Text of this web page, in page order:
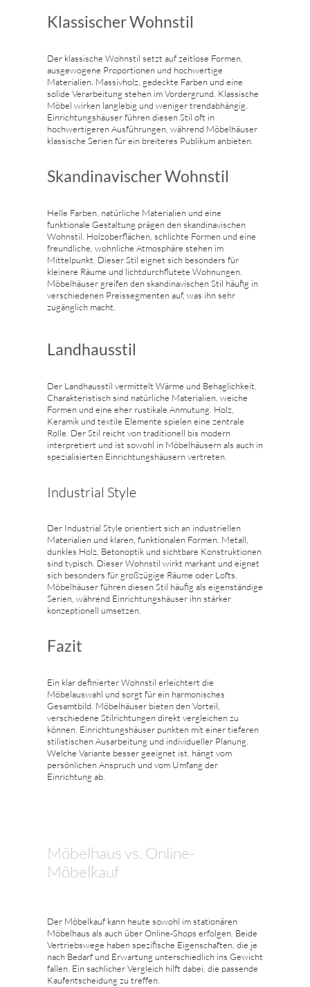
Klassischer Wohnstil
Der klassische Wohnstil setzt auf zeitlose Formen,
ausgewogene Proportionen und hochwertige
Materialien. Massivholz, gedeckte Farben und eine
solide Verarbeitung stehen im Vordergrund. Klassische
Möbel wirken langlebig und weniger trendabhängig.
Einrichtungshäuser führen diesen Stil oft in
hochwertigeren Ausführungen, während Möbelhäuser
klassische Serien für ein breiteres Publikum anbieten.
Skandinavischer Wohnstil
Helle Farben, natürliche Materialien und eine
funktionale Gestaltung prägen den skandinavischen
Wohnstil. Holzoberflächen, schlichte Formen und eine
freundliche, wohnliche Atmosphäre stehen im
Mittelpunkt. Dieser Stil eignet sich besonders für
kleinere Räume und lichtdurchflutete Wohnungen.
Möbelhäuser greifen den skandinavischen Stil häufig in
verschiedenen Preissegmenten auf, was ihn sehr
zugänglich macht.
Landhausstil
Der Landhausstil vermittelt Wärme und Behaglichkeit.
Charakteristisch sind natürliche Materialien, weiche
Formen und eine eher rustikale Anmutung. Holz,
Keramik und textile Elemente spielen eine zentrale
Rolle. Der Stil reicht von traditionell bis modern
interpretiert und ist sowohl in Möbelhäusern als auch in
spezialisierten Einrichtungshäusern vertreten.
Industrial Style
Der Industrial Style orientiert sich an industriellen
Materialien und klaren, funktionalen Formen. Metall,
dunkles Holz, Betonoptik und sichtbare Konstruktionen
sind typisch. Dieser Wohnstil wirkt markant und eignet
sich besonders für großzügige Räume oder Lofts.
Möbelhäuser führen diesen Stil häufig als eigenständige
Serien, während Einrichtungshäuser ihn stärker
konzeptionell umsetzen.
Fazit
Ein klar definierter Wohnstil erleichtert die
Möbelauswahl und sorgt für ein harmonisches
Gesamtbild. Möbelhäuser bieten den Vorteil,
verschiedene Stilrichtungen direkt vergleichen zu
können. Einrichtungshäuser punkten mit einer tieferen
stilistischen Ausarbeitung und individueller Planung.
Welche Variante besser geeignet ist, hängt vom
persönlichen Anspruch und vom Umfang der
Einrichtung ab.
Möbelhaus vs. Online-
Möbelkauf
Der Möbelkauf kann heute sowohl im stationären
Möbelhaus als auch über Online-Shops erfolgen. Beide
Vertriebswege haben spezifische Eigenschaften, die je
nach Bedarf und Erwartung unterschiedlich ins Gewicht
fallen. Ein sachlicher Vergleich hilft dabei, die passende
Kaufentscheidung zu treffen.